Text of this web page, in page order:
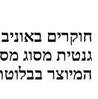
חוקרים
גנטית מסוג
המיוצר